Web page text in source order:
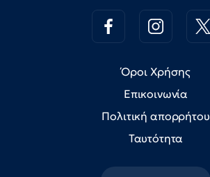
Όροι Χρήσης
Επικοινωνία
Πολιτική απορρήτου
Ταυτότητα